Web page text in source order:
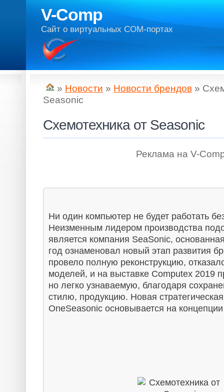
V-Comp
Сайт о виртуальных COM-портах
» Новости » Новости брендов »
Seasonic
Схемотехника от Seasonic
Реклама на V-
Ни один компьютер не будет работать
Неизменным лидером про­из­вод­ст­ва
является компания SeaSonic,
год ознаменовал новый этап развития
провело пол­ную ре­кон­ст­рук­цию,
моделей, и на выставке Computex 2019
но легко узнаваемую, благодаря
стилю, продукцию. Новая
OneSeasonic основывается на